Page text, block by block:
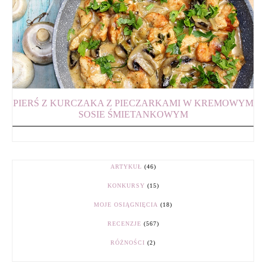
PIERŚ Z KURCZAKA Z PIECZARKAMI W KREMOWYM
SOSIE ŚMIETANKOWYM
ARTYKUŁ (46)
KONKURSY (15)
MOJE OSIĄGNIĘCIA (18)
RECENZJE (567)
RÓŻNOŚCI (2)